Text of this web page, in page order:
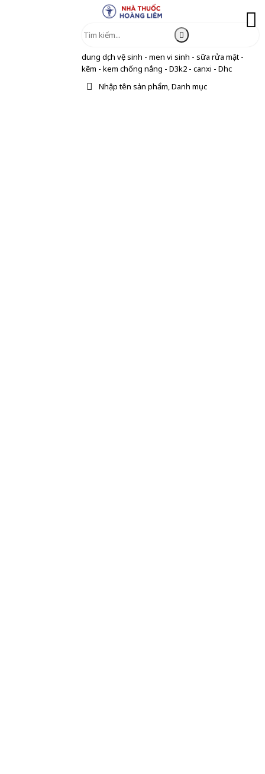
dung dịch vệ sinh - men vi sinh - sữa rửa mặt -
kẽm - kem chống nắng - D3k2 - canxi - Dhc
Nhập tên sản phẩm, Danh mục